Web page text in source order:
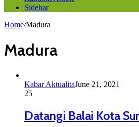
Sidebar
Home/Madura
Madura
Kabar AktualitaJune 21, 2021
25
Datangi Balai Kota